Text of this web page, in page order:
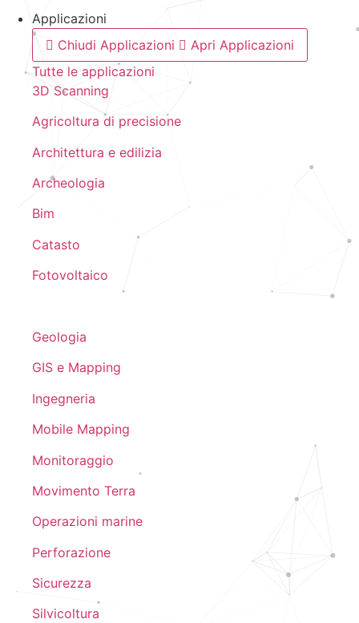
Applicazioni
Chiudi Applicazioni
Apri Applicazioni
Tutte le applicazioni
3D Scanning
Agricoltura di precisione
Architettura e edilizia
Archeologia
Bim
Catasto
Fotovoltaico
Geologia
GIS e Mapping
Ingegneria
Mobile Mapping
Monitoraggio
Movimento Terra
Operazioni marine
Perforazione
Sicurezza
Silvicoltura